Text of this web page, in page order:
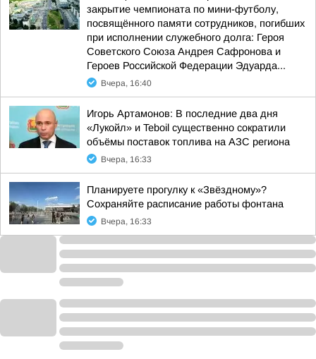
закрытие чемпионата по мини-футболу,
посвящённого памяти сотрудников, погибших
при исполнении служебного долга: Героя
Советского Союза Андрея Сафронова и
Героев Российской Федерации Эдуарда...
Вчера, 16:40
Игорь Артамонов: В последние два дня
«Лукойл» и Teboil существенно сократили
объёмы поставок топлива на АЗС региона
Вчера, 16:33
Планируете прогулку к «Звёздному»?
Сохраняйте расписание работы фонтана
Вчера, 16:33